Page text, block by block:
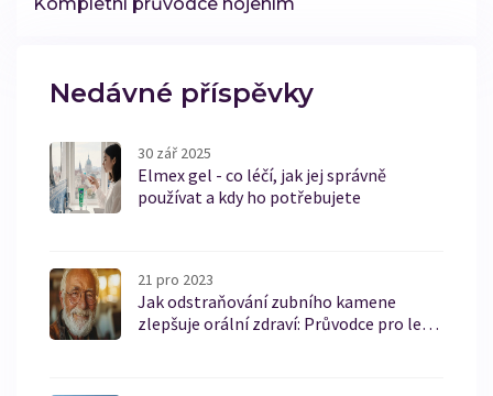
Kompletní průvodce hojením
Nedávné příspěvky
30 zář 2025
Elmex gel - co léčí, jak jej správně
používat a kdy ho potřebujete
21 pro 2023
Jak odstraňování zubního kamene
zlepšuje orální zdraví: Průvodce pro lepší